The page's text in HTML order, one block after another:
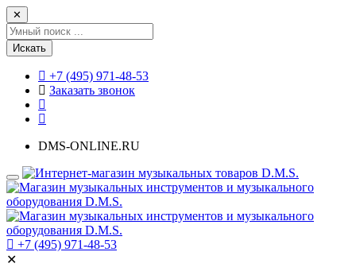
✕
Искать
+7 (495) 971-48-53
Заказать звонок
DMS-ONLINE.RU
+7 (495) 971-48-53
✕